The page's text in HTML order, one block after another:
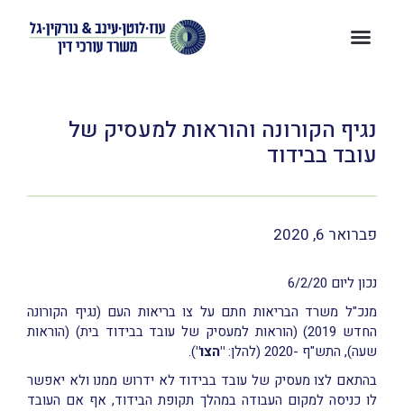
נגיף הקורונה והוראות למעסיק של
עובד בבידוד
פברואר 6, 2020
נכון ליום 6/2/20
מנכ"ל משרד הבריאות חתם על צו בריאות העם (נגיף הקורונה
החדש 2019) (הוראות למעסיק של עובד בבידוד בית) (הוראות
שעה), התש"ף -2020 (להלן:
"הצו").
בהתאם לצו מעסיק של עובד בבידוד לא ידרוש ממנו ולא יאפשר
לו כניסה למקום העבודה במהלך תקופת הבידוד, אף אם העובד